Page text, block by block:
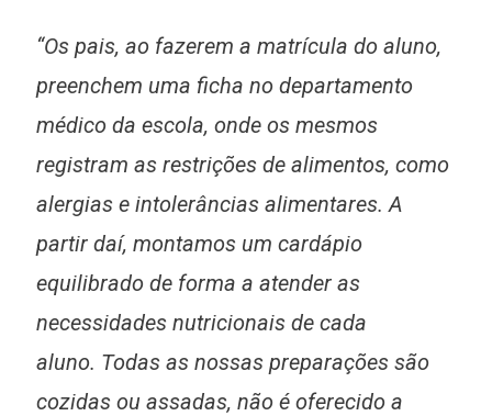
“Os pais, ao fazerem a matrícula do aluno,
preenchem uma ficha no departamento
médico da escola, onde os mesmos
registram as restrições de alimentos, como
alergias e intolerâncias alimentares. A
partir daí, montamos um cardápio
equilibrado de forma a atender as
necessidades nutricionais de cada
aluno. Todas as nossas preparações são
cozidas ou assadas, não é oferecido a